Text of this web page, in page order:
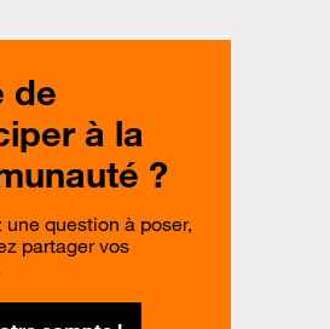
de
à la
?
une question à poser,
partager vos